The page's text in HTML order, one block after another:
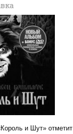
и Шут»